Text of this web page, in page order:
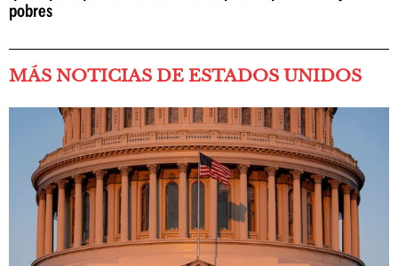
pobres
MÁS NOTICIAS DE ESTADOS UNIDOS